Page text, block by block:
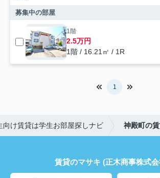
募集中の部屋
1階
2.5万円
1階 / 16.21㎡ / 1R
1
向け賃貸は学生お部屋探しナビ 神殿町の
賃貸のマサキ (正木商事株式会